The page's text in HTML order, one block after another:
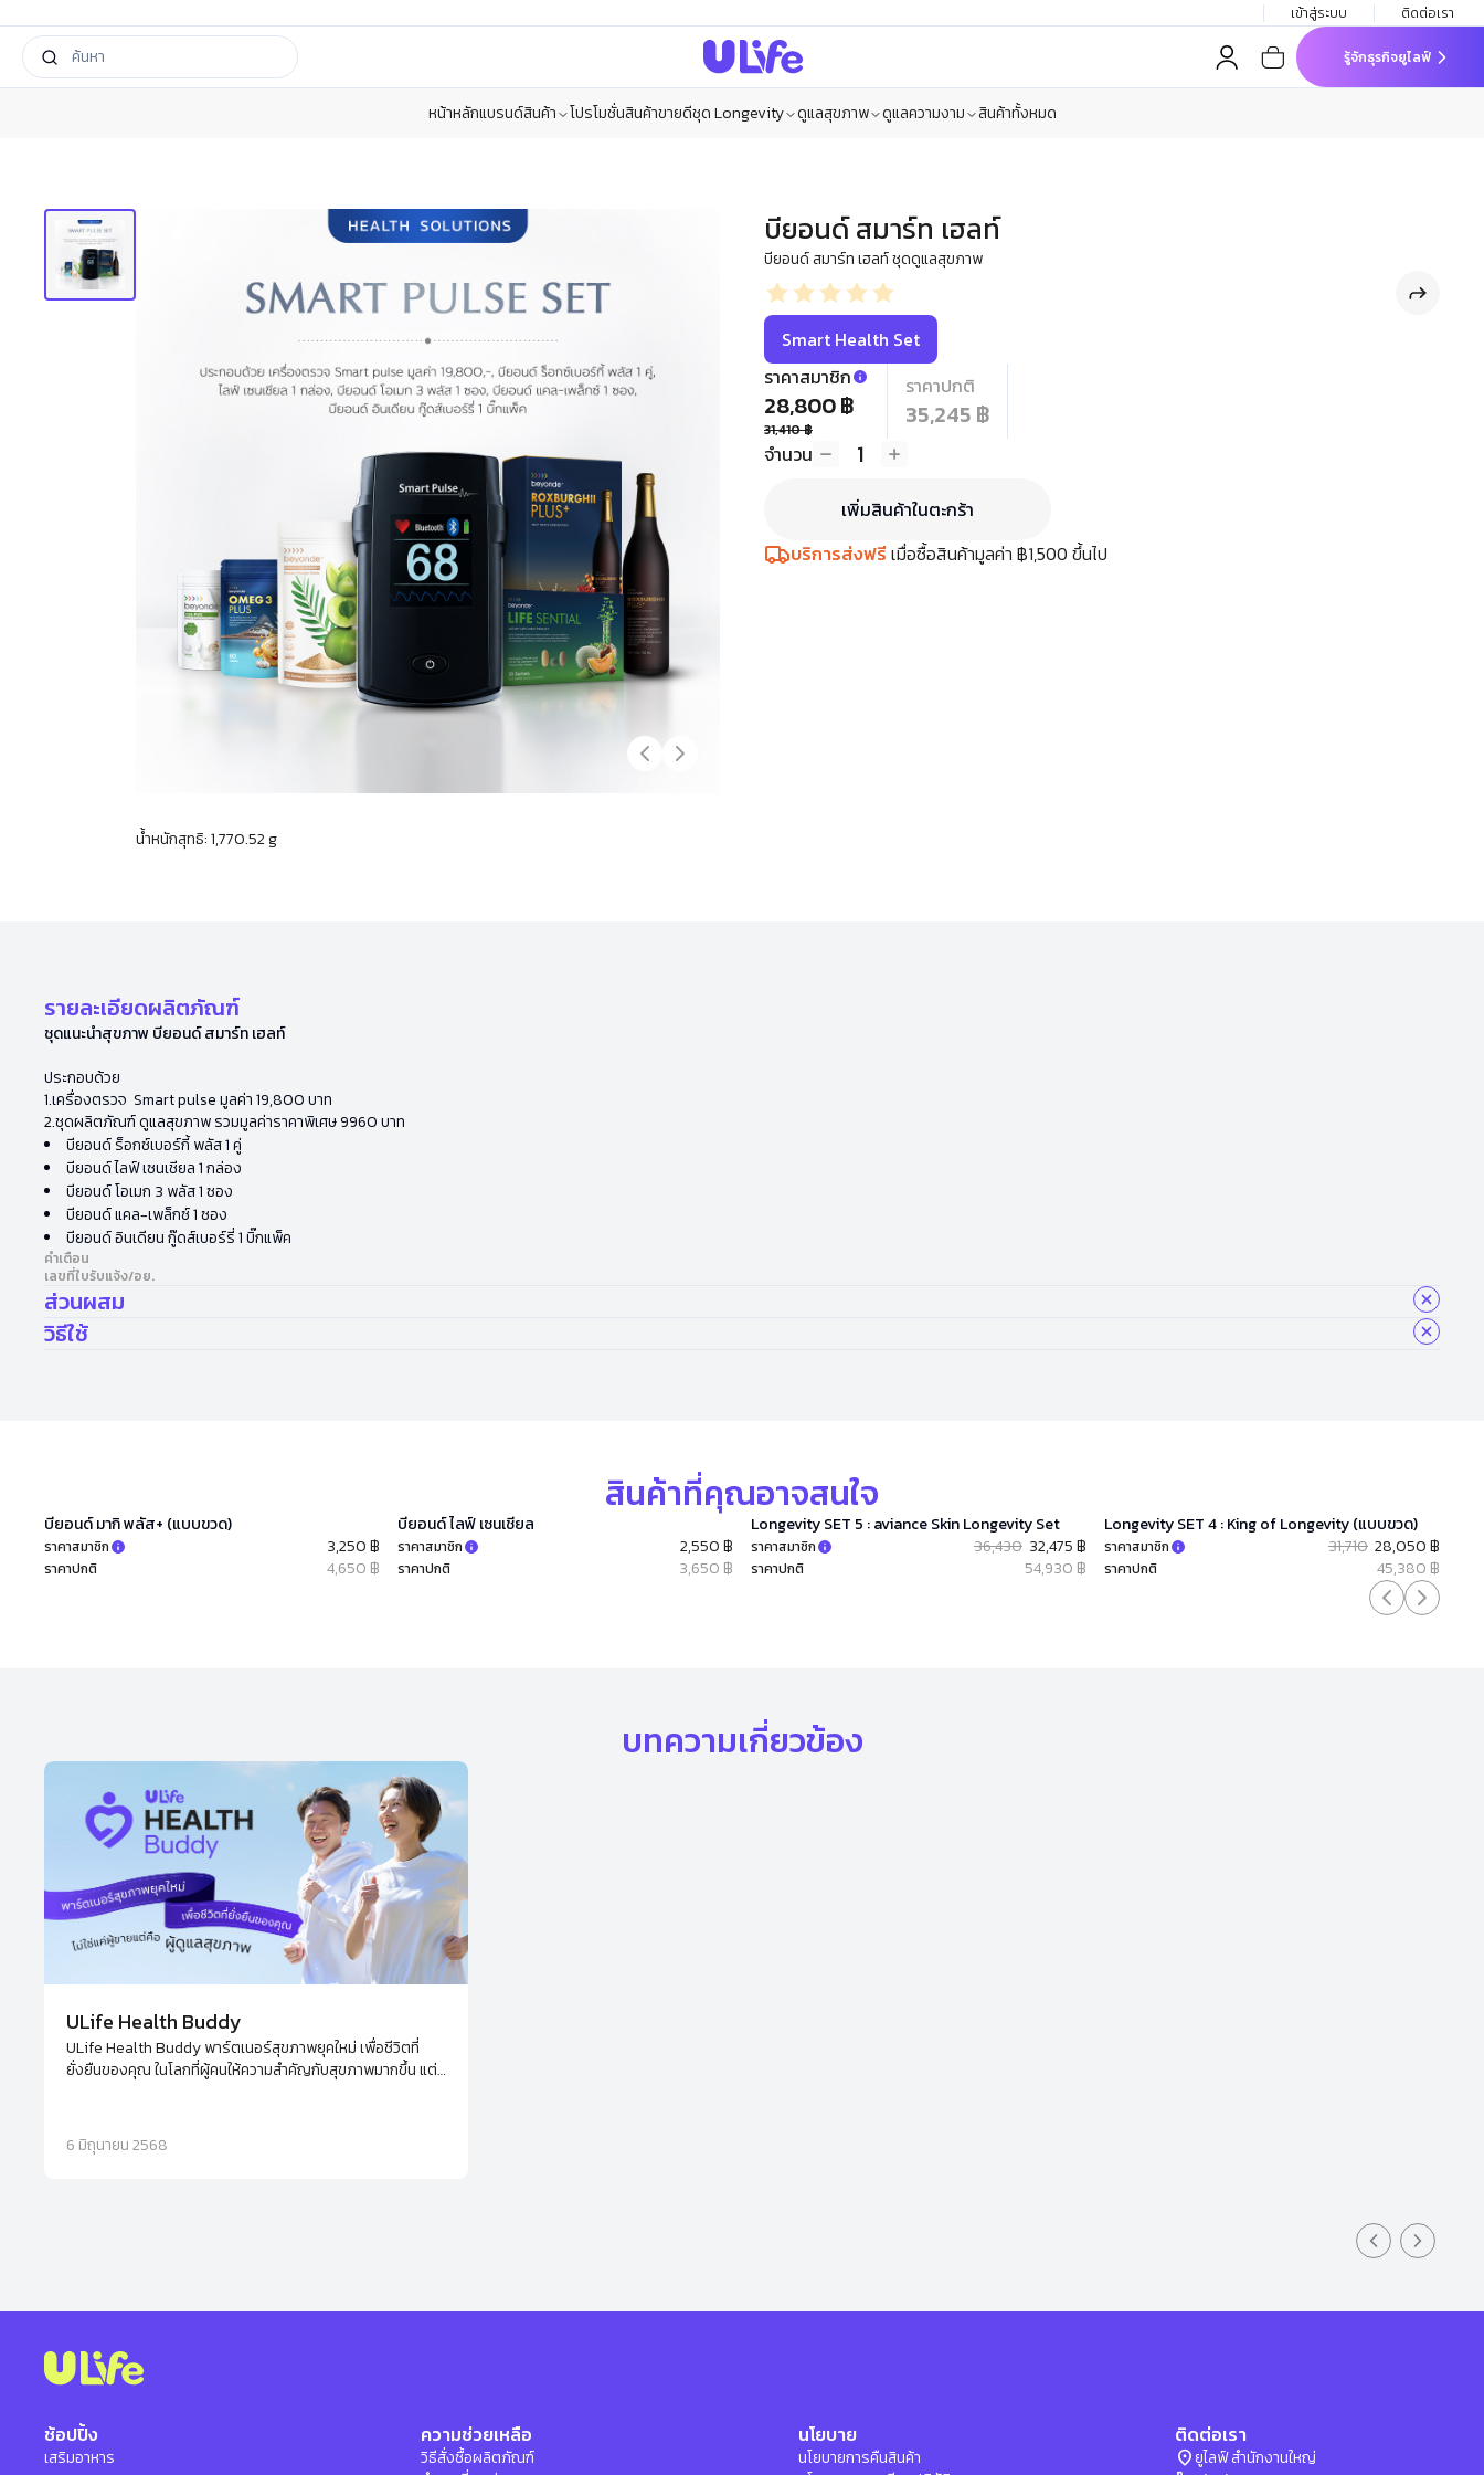
เข้าสู่ระบบ ติดต่อเรา
รู้จักธุรกิจยูไลฟ์
หน้าหลักแบรนด์สินค้า โปรโมชั่นสินค้าขายดีชุด Longevity ดูแลสุขภาพ ดูแลความงาม สินค้าทั้งหมด
น้ำหนักสุทธิ: 1,770.52 g
บียอนด์ สมาร์ท เฮลท์​
บียอนด์ สมาร์ท เฮลท์​ ชุดดูแลสุขภาพ
Smart Health Set
ราคาสมาชิก
28,800 ฿
31,410 ฿
ราคาปกติ
35,245 ฿
จำนวน 1
เพิ่มสินค้าในตะกร้า
บริการส่งฟรีเมื่อซื้อสินค้ามูลค่า ฿1,500 ขึ้นไป
รายละเอียดผลิตภัณฑ์
ชุดแนะนำสุขภาพ บียอนด์ สมาร์ท เฮลท์​
ประกอบด้วย
1.เครื่องตรวจ Smart pulse มูลค่า 19,800 บาท
2.ชุดผลิตภัณฑ์ ดูแลสุขภาพ รวมมูลค่าราคาพิเศษ 9960 บาท
บียอนด์ ร็อกซ์เบอร์กี้ พลัส 1 คู่
บียอนด์ ไลฟ์ เซนเชียล 1 กล่อง
บียอนด์ โอเมก 3 พลัส 1 ซอง
บียอนด์ แคล-เพล็กซ์ 1 ซอง
บียอนด์ อินเดียน กู๊ดส์เบอร์รี่ 1 บิ๊กแพ็ค
คำเตือน
เลขที่ใบรับแจ้ง/อย.
ส่วนผสม
วิธีใช้
สินค้าที่คุณอาจสนใจ
บียอนด์ มากิ พลัส+ (แบบขวด)
ราคาสมาชิก 3,250 ฿
ราคาปกติ 4,650 ฿
บียอนด์ ไลฟ์ เซนเชียล
ราคาสมาชิก 2,550 ฿
ราคาปกติ 3,650 ฿
Longevity SET 5 : aviance Skin Longevity Set
ราคาสมาชิก 36,430 32,475 ฿
ราคาปกติ 54,930 ฿
Longevity SET 4 : King of Longevity (แบบขวด)
ราคาสมาชิก 31,710 28,050 ฿
ราคาปกติ 45,380 ฿
บทความเกี่ยวข้อง
ULife Health Buddy
ULife Health Buddy พาร์ตเนอร์สุขภาพยุคใหม่ เพื่อชีวิตที่
ยั่งยืนของคุณ ในโลกที่ผู้คนให้ความสำคัญกับสุขภาพมากขึ้น แต่
มั่นใจ ด้วยความรู้ที่ถูกต้อง เครื่องมือที่แม่นยำ และผลิตภัณฑ์
สุขภาพระดับโลกจาก Beyonde และ Aviance
6 มิถุนายน 2568
Previous slide
Next
ช้อปปิ้ง
เสริมอาหาร
ความช่วยเหลือ
วิธีสั่งซื้อผลิตภัณฑ์
นโยบาย
นโยบายการคืนสินค้า
ติดต่อเรา
location_onยูไลฟ์ สำนักงานใหญ่